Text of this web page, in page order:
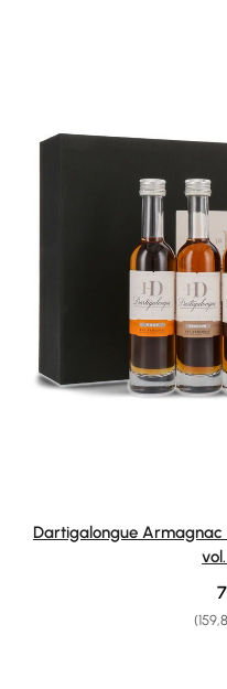
Dartigalongue Armagnac